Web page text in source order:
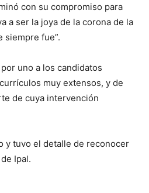
con su compromiso para
a ser la joya de la corona de la
siempre fue”.
uno a los candidatos
muy extensos, y de
de cuya intervención
y tuvo el detalle de reconocer
Ipal.